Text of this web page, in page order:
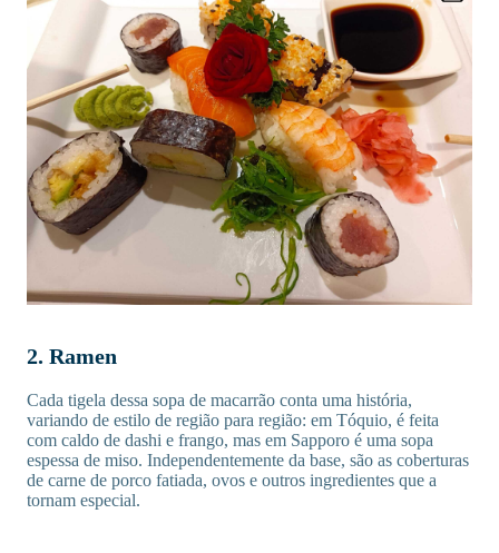
2. Ramen
Cada tigela dessa sopa de macarrão conta uma história,
variando de estilo de região para região: em Tóquio, é feita
com caldo de dashi e frango, mas em Sapporo é uma sopa
espessa de miso. Independentemente da base, são as coberturas
de carne de porco fatiada, ovos e outros ingredientes que a
tornam especial.